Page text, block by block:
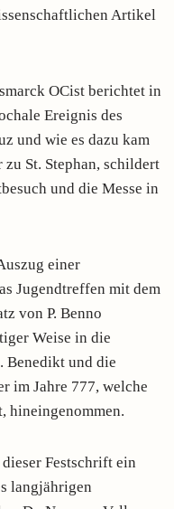
Artikel
OCist berichtet in
Ereignis des
und wie es dazu kam
St. Stephan, schildert
und die Messe in
einer
Jugendtreffen mit dem
von P. Benno
Weise in die
Benedikt und die
im Jahre 777, welche
hineingenommen.
Festschrift ein
langjährigen